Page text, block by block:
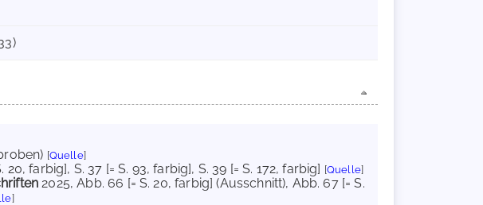
[Quelle]
20, farbig], S. 37 [= S. 93, farbig], S. 39 [= S. 172, farbig] [Quelle]
2025, Abb. 66 [= S. 20, farbig] (Ausschnitt), Abb. 67 [= S.
]